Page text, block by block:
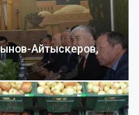
Айтыскеров,